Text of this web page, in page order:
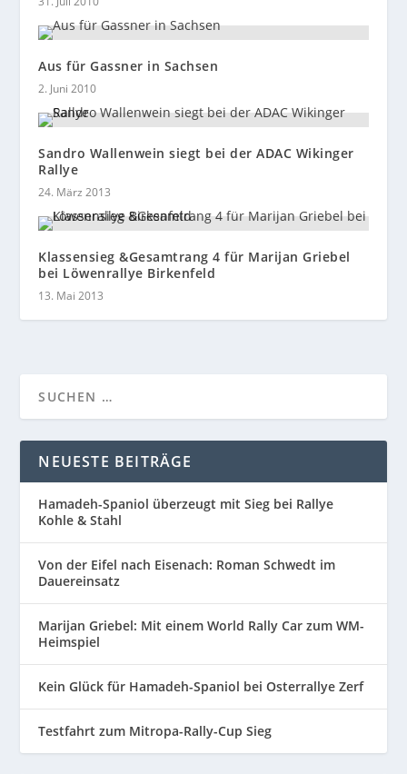
Aus für Gassner in Sachsen
2. Juni 2010
Sandro Wallenwein siegt bei der ADAC Wikinger
Rallye
24. März 2013
Klassensieg &Gesamtrang 4 für Marijan Griebel
bei Löwenrallye Birkenfeld
13. Mai 2013
NEUESTE BEITRÄGE
Hamadeh-Spaniol überzeugt mit Sieg bei Rallye
Kohle & Stahl
Von der Eifel nach Eisenach: Roman Schwedt im
Dauereinsatz
Marijan Griebel: Mit einem World Rally Car zum WM-
Heimspiel
Kein Glück für Hamadeh-Spaniol bei Osterrallye Zerf
Testfahrt zum Mitropa-Rally-Cup Sieg